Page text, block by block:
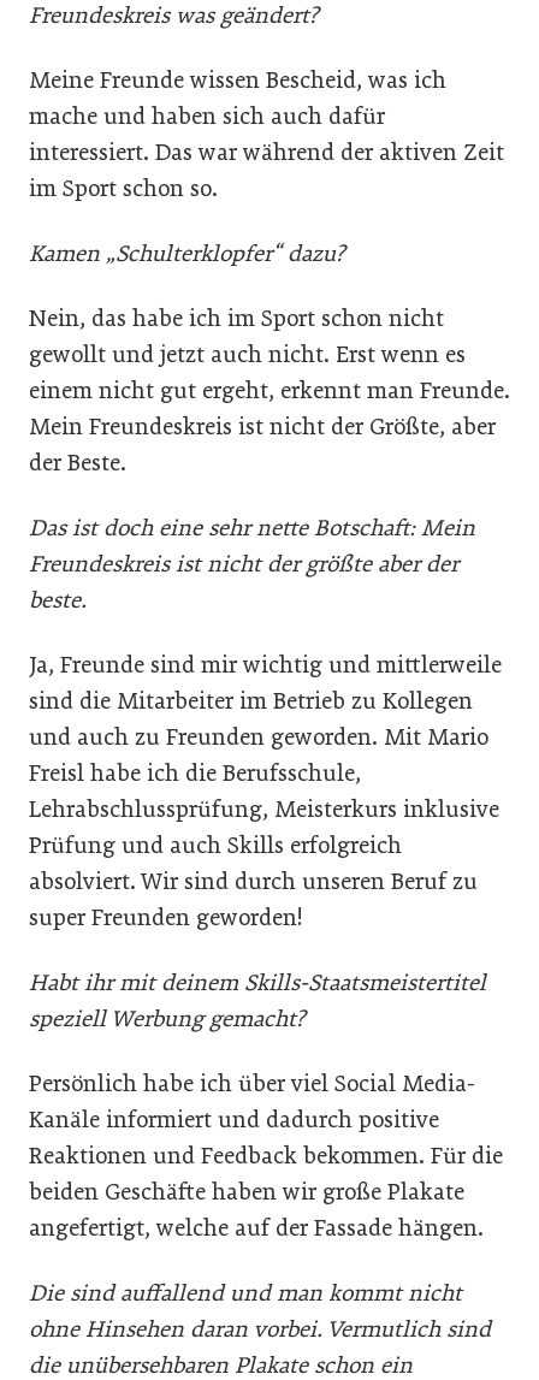
Freundeskreis was geändert?
Meine Freunde wissen Bescheid, was ich
mache und haben sich auch dafür
interessiert. Das war während der aktiven Zeit
im Sport schon so.
Kamen „Schulterklopfer“ dazu?
Nein, das habe ich im Sport schon nicht
gewollt und jetzt auch nicht. Erst wenn es
einem nicht gut ergeht, erkennt man Freunde.
Mein Freundeskreis ist nicht der Größte, aber
der Beste.
Das ist doch eine sehr nette Botschaft: Mein
Freundeskreis ist nicht der größte aber der
beste.
Ja, Freunde sind mir wichtig und mittlerweile
sind die Mitarbeiter im Betrieb zu Kollegen
und auch zu Freunden geworden. Mit Mario
Freisl habe ich die Berufsschule,
Lehrabschlussprüfung, Meisterkurs inklusive
Prüfung und auch Skills erfolgreich
absolviert. Wir sind durch unseren Beruf zu
super Freunden geworden!
Habt ihr mit deinem Skills-Staatsmeistertitel
speziell Werbung gemacht?
Persönlich habe ich über viel Social Media-
Kanäle informiert und dadurch positive
Reaktionen und Feedback bekommen. Für die
beiden Geschäfte haben wir große Plakate
angefertigt, welche auf der Fassade hängen.
Die sind auffallend und man kommt nicht
ohne Hinsehen daran vorbei. Vermutlich sind
die unübersehbaren Plakate schon ein